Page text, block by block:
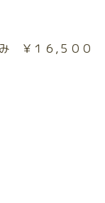
￥１６,５００